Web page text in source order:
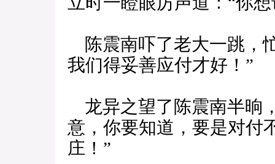
陈震南吓了老大一跳，
我们得妥善应付才好！”
龙异之望了陈震南半晌
意，你要知道，要是对付
庄！”